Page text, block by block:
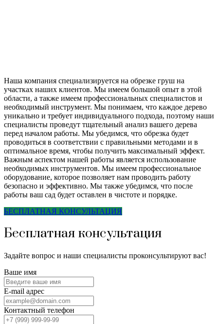
Наша компания специализируется на обрезке груш на
участках наших клиентов. Мы имеем большой опыт в этой
области, а также имеем профессиональных специалистов и
необходимый инструмент. Мы понимаем, что каждое дерево
уникально и требует индивидуального подхода, поэтому наши
специалисты проведут тщательный анализ вашего дерева
перед началом работы. Мы убедимся, что обрезка будет
проводиться в соответствии с правильными методами и в
оптимальное время, чтобы получить максимальный эффект.
Важным аспектом нашей работы является использование
необходимых инструментов. Мы имеем профессиональное
оборудование, которое позволяет нам проводить работу
безопасно и эффективно. Мы также убедимся, что после
работы ваш сад будет оставлен в чистоте и порядке.
БЕСПЛАТНАЯ КОНСУЛЬТАЦИЯ
Бесплатная консультация
Задайте вопрос и наши специалисты проконсультируют вас!
Ваше имя
E-mail адрес
Контактный телефон